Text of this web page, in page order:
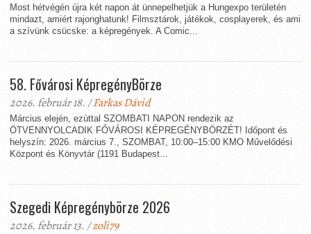
Most hétvégén újra két napon át ünnepelhetjük a Hungexpo területén
mindazt, amiért rajonghatunk! Filmsztárok, játékok, cosplayerek, és ami
a szívünk csücske: a képregények. A Comic...
58. Fővárosi KépregényBörze
2026. február 18. /Farkas Dávid
Március elején, ezúttal SZOMBATI NAPON rendezik az
ÖTVENNYOLCADIK FŐVÁROSI KÉPREGÉNYBÖRZÉT! Időpont és
helyszín: 2026. március 7., SZOMBAT, 10:00–15:00 KMO Művelődési
Központ és Könyvtár (1191 Budapest...
Szegedi Képregénybörze 2026
2026. február 13. /zoli79